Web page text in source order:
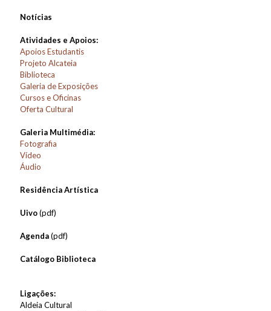
Notícias
Atividades e Apoios:
Apoios Estudantis
Projeto Alcateia
Biblioteca
Galeria de Exposições
Cursos e Oficinas
Oferta Cultural
Galeria Multimédia:
Fotografia
Vídeo
Áudio
Residência Artística
Uivo(pdf)
Agenda(pdf)
Catálogo Biblioteca
Ligações:
Aldeia Cultural